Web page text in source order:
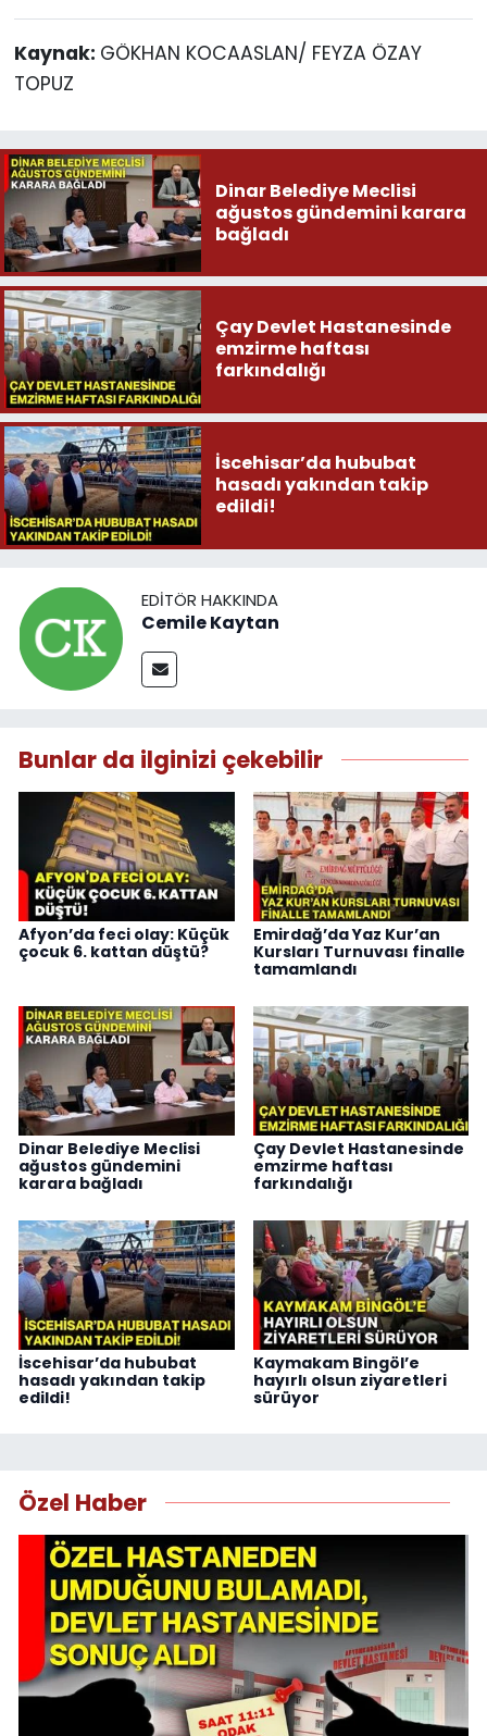
Kaynak: GÖKHAN KOCAASLAN/ FEYZA ÖZAY
TOPUZ
Dinar Belediye Meclisi
ağustos gündemini karara
bağladı
Çay Devlet Hastanesinde
emzirme haftası
farkındalığı
İscehisar’da hububat
hasadı yakından takip
edildi!
EDITÖR HAKKINDA
Cemile Kaytan
Bunlar da ilginizi çekebilir
Afyon’da feci olay: Küçük
çocuk 6. kattan düştü?
Emirdağ’da Yaz Kur’an
Kursları Turnuvası finalle
tamamlandı
Dinar Belediye Meclisi
ağustos gündemini
karara bağladı
Çay Devlet Hastanesinde
emzirme haftası
farkındalığı
İscehisar’da hububat
hasadı yakından takip
edildi!
Kaymakam Bingöl’e
hayırlı olsun ziyaretleri
sürüyor
Özel Haber